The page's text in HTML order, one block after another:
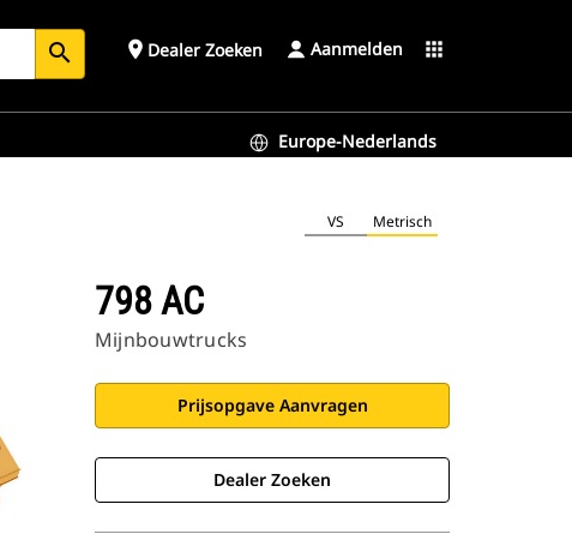
search place Dealer Zoeken Aanmelden apps
Europe-Nederlands
VS Metrisch
798 AC
Mijnbouwtrucks
Prijsopgave Aanvragen
Dealer Zoeken